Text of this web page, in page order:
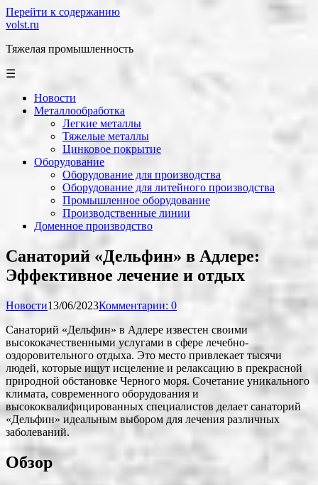
Перейти к содержанию
volst.ru
Тяжелая промышленность
☰
Новости
Металлообработка
Легкие металлы
Тяжелые металлы
Цинковое покрытие
Оборудование
Оборудование для производства
Оборудование для литейного производства
Промышленное оборудование
Производственные линии
Доменное производство
Санаторий «Дельфин» в Адлере:
Эффективное лечение и отдых
Новости13/06/2023Комментарии: 0
Санаторий «Дельфин» в Адлере известен своими
высококачественными услугами в сфере лечебно-
оздоровительного отдыха. Это место привлекает тысячи
людей, которые ищут исцеление и релаксацию в прекрасной
природной обстановке Черного моря. Сочетание уникального
климата, современного оборудования и
высококвалифицированных специалистов делает санаторий
«Дельфин» идеальным выбором для лечения различных
заболеваний.
Обзор